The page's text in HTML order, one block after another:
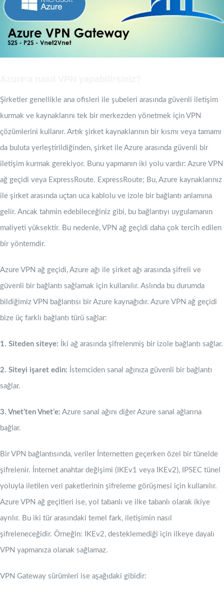
Şirketler genellikle ana ofisleri ile şubeleri arasında güvenli iletişim
kurmak ve kaynaklarını tek bir merkezden yönetmek için VPN
çözümlerini kullanır. Artık şirket kaynaklarının bir kısmı veya tamamı
da buluta yerleştirildiğinden, şirket ile Azure arasında güvenli bir
iletişim kurmak gerekiyor. Bunu yapmanın iki yolu vardır: Azure VPN
ağ geçidi veya ExpressRoute. ExpressRoute; Bu, Azure kaynaklarınız
ile şirket arasında uçtan uca kablolu ve izole bir bağlantı anlamına
gelir. Ancak tahmin edebileceğiniz gibi, bu bağlantıyı uygulamanın
maliyeti yüksektir. Bu nedenle, VPN ağ geçidi daha çok tercih edilen
bir yöntemdir.
Azure VPN ağ geçidi, Azure ağı ile şirket ağı arasında şifreli ve
güvenli bir bağlantı sağlamak için kullanılır. Aslında bu durumda
bildiğimiz VPN bağlantısı bir Azure kaynağıdır. Azure VPN ağ geçidi
bize üç farklı bağlantı türü sağlar:
1. Siteden siteye: İki ağ arasında şifrelenmiş bir izole bağlantı sağlar.
2. Siteyi işaret edin: İstemciden sanal ağınıza güvenli bir bağlantı
sağlar.
3. Vnet’ten Vnet’e: Azure sanal ağını diğer Azure sanal ağlarına
bağlar.
Bir VPN bağlantısında, veriler İnternetten geçerken özel bir tünelde
şifrelenir. İnternet anahtar değişimi (IKEv1 veya IKEv2), IPSEC tünel
yoluyla iletilen veri paketlerinin şifreleme görüşmesi için kullanılır.
Azure VPN ağ geçitleri ise, yol tabanlı ve ilke tabanlı olarak ikiye
ayrılır. Bu iki tür arasındaki temel fark, iletişimin nasıl
şifreleneceğidir. Örneğin: IKEv2, desteklemediği için ilkeye dayalı
VPN yapmanıza olanak sağlamaz.
VPN Gateway sürümleri ise aşağıdaki gibidir: